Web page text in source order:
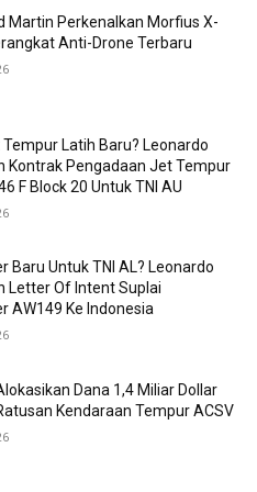
Martin Perkenalkan Morfius X-
Anti-Drone Terbaru
Latih Baru? Leonardo
Kontrak Pengadaan Jet Tempur
F Block 20 Untuk TNI AU
Baru Untuk TNI AL? Leonardo
Letter Of Intent Suplai
AW149 Ke Indonesia
Dana 1,4 Miliar Dollar
Kendaraan Tempur ACSV